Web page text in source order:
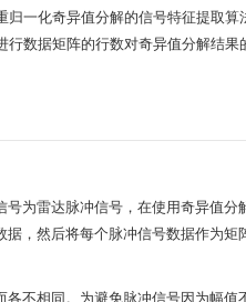
一化奇异值分解的信号特征提取
数据矩阵的行数对奇异值分解结
为雷达脉冲信号，在使用奇异值
，然后将每个脉冲信号数据作为矩
不相同。为避免脉冲信号因为幅